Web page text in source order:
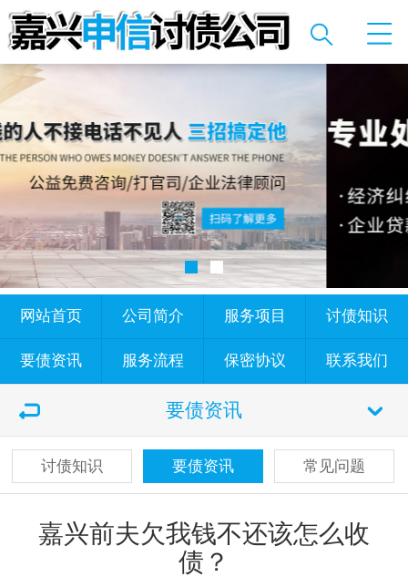
网站首页 公司简介 服务项目 讨债知识
要债资讯 服务流程 保密协议 联系我们
要债资讯
讨债知识 要债资讯 常见问题
嘉兴前夫欠我钱不还该怎么收
债？